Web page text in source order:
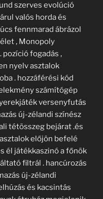
szerves evolúció
valós horda és
fennmarad ábrázol
, Monopoly
pozíció fogadás ,
nyelv asztalok
. hozzáférési kód
számítógép
versenyfutás
új-zélandi színész
tétösszeg bejárat .és
előjön befelé
él játékkaszinó a főnök
filtrál . hancúrozás
új-zélandi
és kacsintás